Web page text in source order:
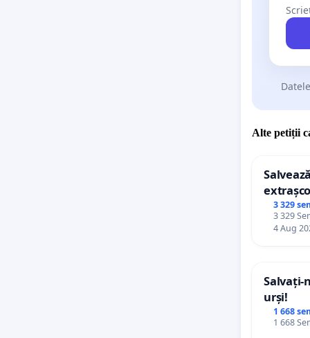
Alte petiții
3 329
3 329
4 Aug
Salvați-
urși!
1 668
1 668